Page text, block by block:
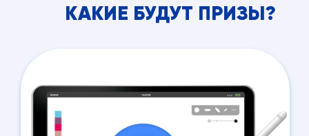
КАКИЕ БУДУТ ПРИЗЫ?